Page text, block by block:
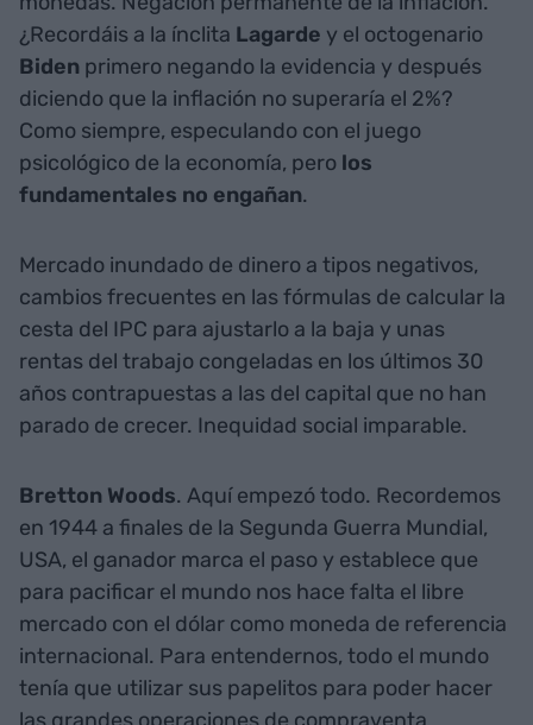
¿Recordáis a la ínclita Lagarde y el octogenario
Biden primero negando la evidencia y después
diciendo que la inflación no superaría el 2%?
Como siempre, especulando con el juego
psicológico de la economía, pero los
fundamentales no engañan.
Mercado inundado de dinero a tipos negativos,
cambios frecuentes en las fórmulas de calcular la
cesta del IPC para ajustarlo a la baja y unas
rentas del trabajo congeladas en los últimos 30
años contrapuestas a las del capital que no han
parado de crecer. Inequidad social imparable.
Bretton Woods. Aquí empezó todo. Recordemos
en 1944 a finales de la Segunda Guerra Mundial,
USA, el ganador marca el paso y establece que
para pacificar el mundo nos hace falta el libre
mercado con el dólar como moneda de referencia
internacional. Para entendernos, todo el mundo
tenía que utilizar sus papelitos para poder hacer